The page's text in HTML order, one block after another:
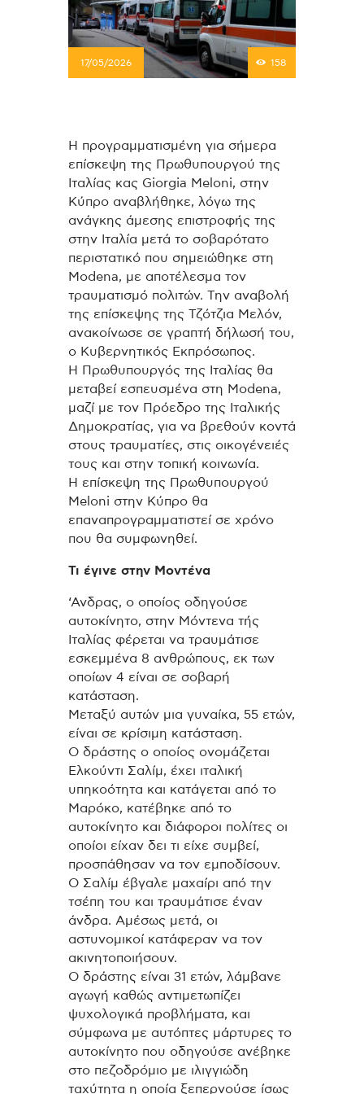
17/05/2026 158
Η προγραμματισμένη για σήμερα
επίσκεψη της Πρωθυπουργού της
Ιταλίας κας Giorgia Meloni, στην
Κύπρο αναβλήθηκε, λόγω της
ανάγκης άμεσης επιστροφής της
στην Ιταλία μετά το σοβαρότατο
περιστατικό που σημειώθηκε στη
Modena, με αποτέλεσμα τον
τραυματισμό πολιτών. Την αναβολή
της επίσκεψης της Τζότζια Μελόν,
ανακοίνωσε σε γραπτή δήλωσή του,
ο Κυβερνητικός Εκπρόσωπος.
Η Πρωθυπουργός της Ιταλίας θα
μεταβεί εσπευσμένα στη Modena,
μαζί με τον Πρόεδρο της Ιταλικής
Δημοκρατίας, για να βρεθούν κοντά
στους τραυματίες, στις οικογένειές
τους και στην τοπική κοινωνία.
Η επίσκεψη της Πρωθυπουργού
Meloni στην Κύπρο θα
επαναπρογραμματιστεί σε χρόνο
που θα συμφωνηθεί.
Τι έγινε στην Μοντένα
‘Ανδρας, ο οποίος οδηγούσε
αυτοκίνητο, στην Μόντενα τής
Ιταλίας φέρεται να τραυμάτισε
εσκεμμένα 8 ανθρώπους, εκ των
οποίων 4 είναι σε σοβαρή
κατάσταση.
Μεταξύ αυτών μια γυναίκα, 55 ετών,
είναι σε κρίσιμη κατάσταση.
Ο δράστης ο οποίος ονομάζεται
Ελκούντι Σαλίμ, έχει ιταλική
υπηκοότητα και κατάγεται από το
Μαρόκο, κατέβηκε από το
αυτοκίνητο και διάφοροι πολίτες οι
οποίοι είχαν δει τι είχε συμβεί,
προσπάθησαν να τον εμποδίσουν.
Ο Σαλίμ έβγαλε μαχαίρι από την
τσέπη του και τραυμάτισε έναν
άνδρα. Αμέσως μετά, οι
αστυνομικοί κατάφεραν να τον
ακινητοποιήσουν.
Ο δράστης είναι 31 ετών, λάμβανε
αγωγή καθώς αντιμετωπίζει
ψυχολογικά προβλήματα, και
σύμφωνα με αυτόπτες μάρτυρες το
αυτοκίνητο που οδηγούσε ανέβηκε
στο πεζοδρόμιο με ιλιγγιώδη
ταχύτητα η οποία ξεπερνούσε ίσως